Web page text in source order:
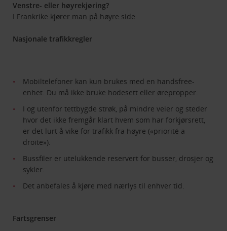
Venstre- eller høyrekjøring?
I Frankrike kjører man på høyre side.
Nasjonale trafikkregler
Mobiltelefoner kan kun brukes med en handsfree-
enhet. Du må ikke bruke hodesett eller ørepropper.
I og utenfor tettbygde strøk, på mindre veier og steder
hvor det ikke fremgår klart hvem som har forkjørsrett,
er det lurt å vike for trafikk fra høyre («priorité a
droite»).
Bussfiler er utelukkende reservert for busser, drosjer og
sykler.
Det anbefales å kjøre med nærlys til enhver tid.
Fartsgrenser